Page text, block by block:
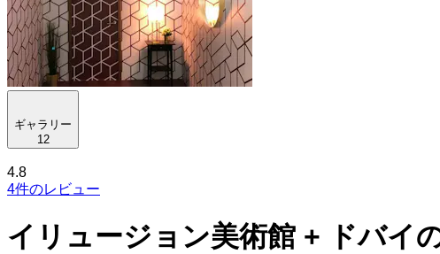
ギャラリー
12
4.8
4件のレビュー
イリュージョン美術館 + ドバイ